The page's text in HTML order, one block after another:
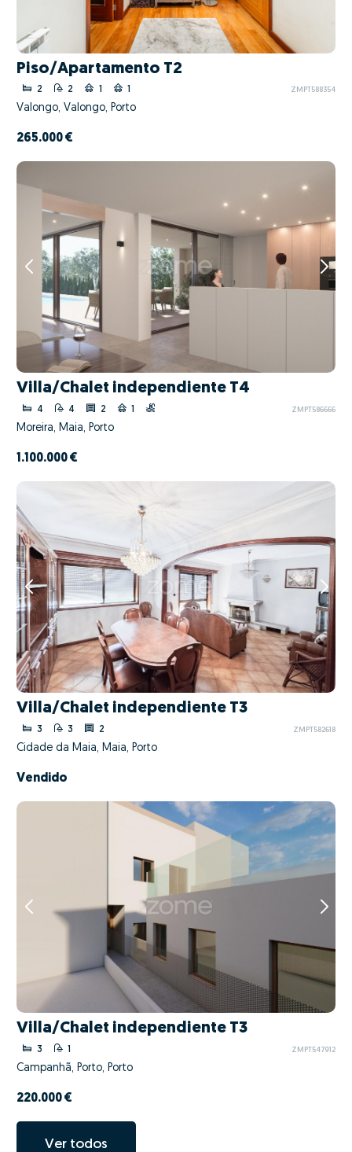
Piso/Apartamento T2
2 2 1 1 ZMPT588354
Valongo, Valongo, Porto
265.000 €
Villa/Chalet independiente T4
4 4 2 1 ZMPT586666
Moreira, Maia, Porto
1.100.000 €
Villa/Chalet independiente T3
3 3 2 ZMPT582618
Cidade da Maia, Maia, Porto
Vendido
Villa/Chalet independiente T3
3 1 ZMPT547912
Campanhã, Porto, Porto
220.000 €
Ver todos